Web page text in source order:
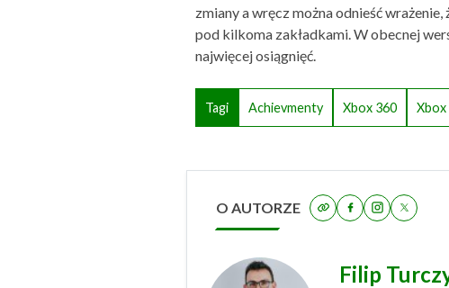
zmiany a wręcz można odnieść
pod kilkoma zakładkami. W obecnej
najwięcej osiągnięć.
Tagi Achievmenty Xbox 360 Xbox
O AUTORZE
Filip